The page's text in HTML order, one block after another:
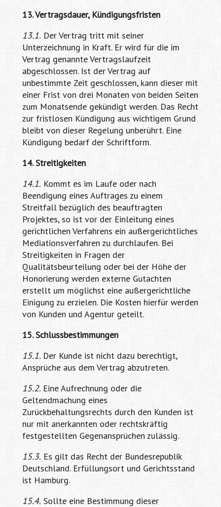
13. Vertragsdauer, Kündigungsfristen
13.1.Der Vertrag tritt mit seiner
Unterzeichnung in Kraft. Er wird für die im
Vertrag genannte Vertragslaufzeit
abgeschlossen. Ist der Vertrag auf
unbestimmte Zeit geschlossen, kann dieser mit
einer Frist von drei Monaten von beiden Seiten
zum Monatsende gekündigt werden. Das Recht
zur fristlosen Kündigung aus wichtigem Grund
bleibt von dieser Regelung unberührt. Eine
Kündigung bedarf der Schriftform.
14. Streitigkeiten
14.1.Kommt es im Laufe oder nach
Beendigung eines Auftrages zu einem
Streitfall bezüglich des beauftragten
Projektes, so ist vor der Einleitung eines
gerichtlichen Verfahrens ein außergerichtliches
Mediationsverfahren zu durchlaufen. Bei
Streitigkeiten in Fragen der
Qualitätsbeurteilung oder bei der Höhe der
Honorierung werden externe Gutachten
erstellt um möglichst eine außergerichtliche
Einigung zu erzielen. Die Kosten hierfür werden
von Kunden und Agentur geteilt.
15. Schlussbestimmungen
15.1. Der Kunde ist nicht dazu berechtigt,
Ansprüche aus dem Vertrag abzutreten.
15.2. Eine Aufrechnung oder die
Geltendmachung eines
Zurückbehaltungsrechts durch den Kunden ist
nur mit anerkannten oder rechtskräftig
festgestellten Gegenansprüchen zulässig.
15.3.Es gilt das Recht der Bundesrepublik
Deutschland. Erfüllungsort und Gerichtsstand
ist Hamburg.
15.4.Sollte eine Bestimmung dieser